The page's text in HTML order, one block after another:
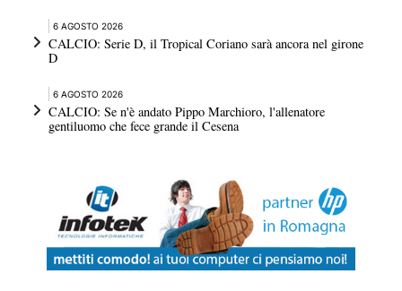
6 AGOSTO 2026
CALCIO: Serie D, il Tropical Coriano sarà ancora nel girone
D
6 AGOSTO 2026
CALCIO: Se n'è andato Pippo Marchioro, l'allenatore
gentiluomo che fece grande il Cesena